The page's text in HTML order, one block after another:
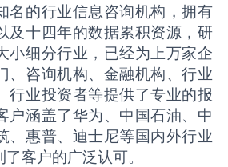
名的行业信息咨询机构，拥有
及十四年的数据累积资源，研
小细分行业，已经为上万家企
、咨询机构、金融机构、行业
行业投资者等提供了专业的报
户涵盖了华为、中国石油、中
、惠普、迪士尼等国内外行业
客户的广泛认可。